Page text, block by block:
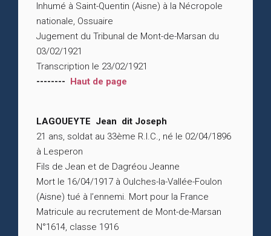
Inhumé à Saint-Quentin (Aisne) à la Nécropole
nationale, Ossuaire
Jugement du Tribunal de Mont-de-Marsan du
03/02/1921
Transcription le 23/02/1921
-------- Haut de page
LAGOUEYTE Jean dit Joseph
21 ans, soldat au 33ème R.I.C., né le 02/04/1896
à Lesperon
Fils de Jean et de Dagréou Jeanne
Mort le 16/04/1917 à Oulches-la-Vallée-Foulon
(Aisne) tué à l’ennemi. Mort pour la France
Matricule au recrutement de Mont-de-Marsan
N°1614, classe 1916